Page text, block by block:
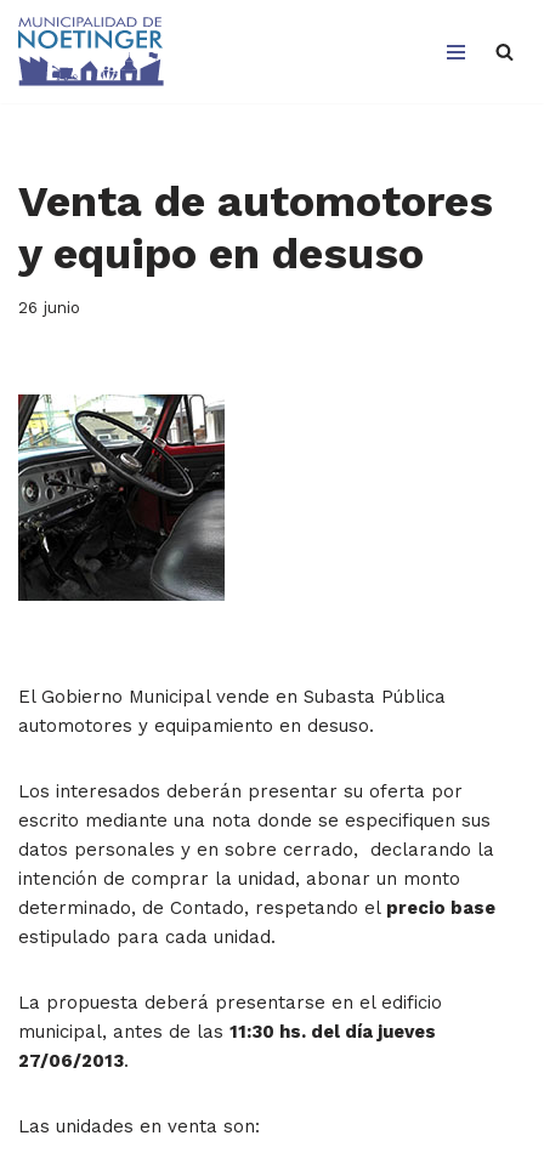
Saltar
Venta de automotores
y equipo en desuso
26 junio
El Gobierno Municipal vende en Subasta Pública
automotores y equipamiento en desuso.
Los interesados deberán presentar su oferta por
escrito mediante una nota donde se especifiquen sus
datos personales y en sobre cerrado, declarando la
intención de comprar la unidad, abonar un monto
determinado, de Contado, respetando el precio base
estipulado para cada unidad.
La propuesta deberá presentarse en el edificio
municipal, antes de las 11:30 hs. del día jueves
27/06/2013.
Las unidades en venta son: